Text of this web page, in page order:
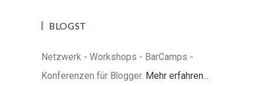
BLOGST
Netzwerk - Workshops - BarCamps -
Konferenzen für Blogger. Mehr erfahren...